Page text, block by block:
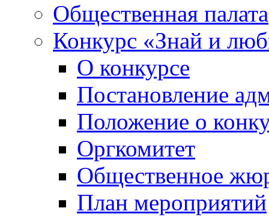
Общественная палата
Конкурс «Знай и
О конкурсе
Постановление
Положение о
Оргкомитет
Общественное
План мероприятий